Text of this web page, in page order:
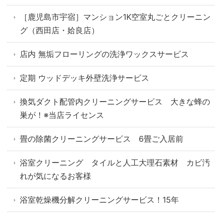
［鹿児島市宇宿］マンション1K空室丸ごとクリーニン
グ（西田店・姶良店）
店内 無垢フローリングの洗浄ワックスサービス
定期 ウッドデッキ外壁洗浄サービス
換気ダクト配管内クリーニングサービス 大きな蜂の
巣が！※当店ライセンス
畳の除菌クリーニングサービス 6畳ご入居前
浴室クリーニング タイルと人工大理石素材 カビ汚
れが気になるお客様
浴室乾燥機分解クリーニングサービス！15年